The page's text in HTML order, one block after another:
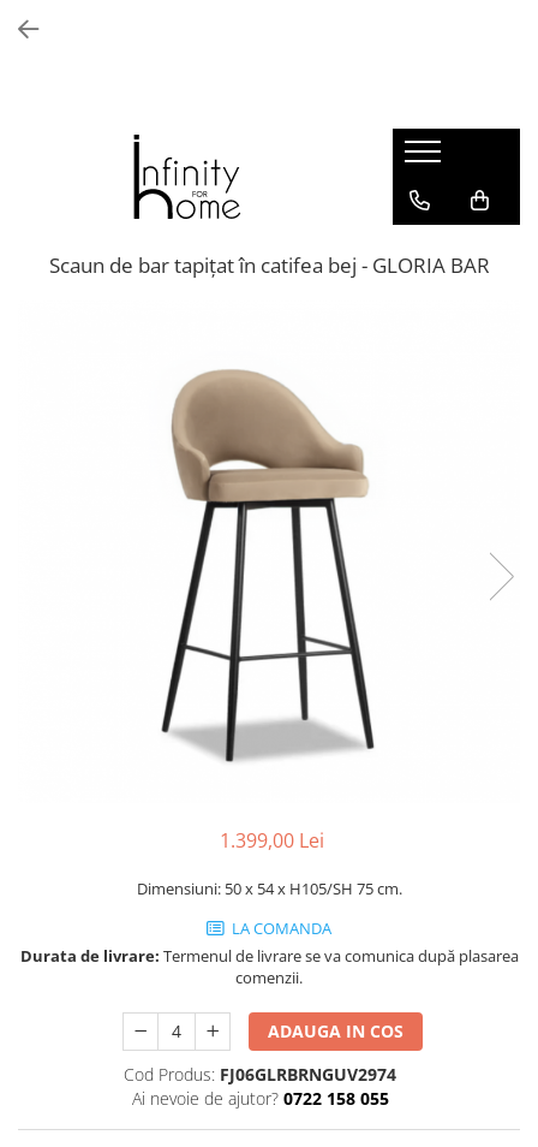
Biblioteci și rafturi
Masute auxiliare
Comode living
Console extensibile
Cuiere
Suport Umbrele
Decoratiuni interioare
Ceasuri
Scaun de bar tapițat în catifea bej - GLORIA BAR
1.399,00 Lei
Dimensiuni: 50 x 54 x H105/SH 75 cm.
LA COMANDA
Durata de livrare: Termenul de livrare se va comunica după plasarea
comenzii.
ADAUGA IN COS
Cod Produs: FJ06GLRBRNGUV2974
Ai nevoie de ajutor? 0722 158 055